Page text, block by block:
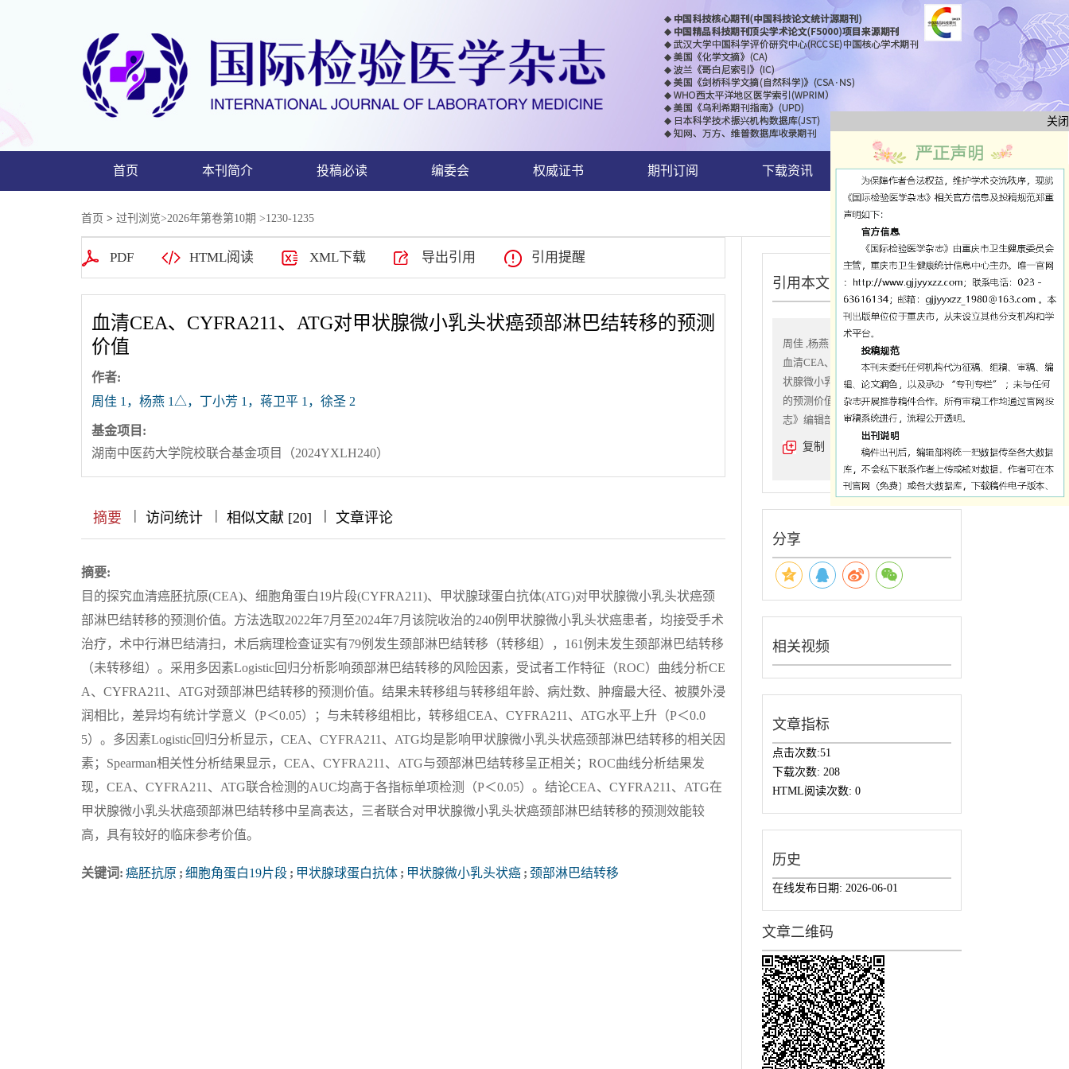
首页 本刊简介 投稿必读 编委会 权威证书 期刊订阅 下载资讯 联系我们
首页 > 过刊浏览>2026年第卷第10期 >1230-1235
PDF HTML阅读 XML下载 导出引用 引用提醒
血清CEA、CYFRA211、ATG对甲状腺微小乳头状癌颈部淋巴结转移的预测
价值
作者:
周佳 1，杨燕 1△，丁小芳 1，蒋卫平 1，徐圣 2
基金项目:
湖南中医药大学院校联合基金项目（2024YXLH240）
摘要 || 访问统计 || 相似文献 [20] ||| 文章评论
摘要:
目的探究血清癌胚抗原(CEA)、细胞角蛋白19片段(CYFRA211)、甲状腺球蛋白抗体(ATG)对甲状腺微小乳头状癌颈
部淋巴结转移的预测价值。方法选取2022年7月至2024年7月该院收治的240例甲状腺微小乳头状癌患者，均接受手术
治疗，术中行淋巴结清扫，术后病理检查证实有79例发生颈部淋巴结转移（转移组），161例未发生颈部淋巴结转移
（未转移组）。采用多因素Logistic回归分析影响颈部淋巴结转移的风险因素，受试者工作特征（ROC）曲线分析CE
A、CYFRA211、ATG对颈部淋巴结转移的预测价值。结果未转移组与转移组年龄、病灶数、肿瘤最大径、被膜外浸
润相比，差异均有统计学意义（P＜0.05）；与未转移组相比，转移组CEA、CYFRA211、ATG水平上升（P＜0.0
5）。多因素Logistic回归分析显示，CEA、CYFRA211、ATG均是影响甲状腺微小乳头状癌颈部淋巴结转移的相关因
素；Spearman相关性分析结果显示，CEA、CYFRA211、ATG与颈部淋巴结转移呈正相关；ROC曲线分析结果发
现，CEA、CYFRA211、ATG联合检测的AUC均高于各指标单项检测（P＜0.05）。结论CEA、CYFRA211、ATG在
甲状腺微小乳头状癌颈部淋巴结转移中呈高表达，三者联合对甲状腺微小乳头状癌颈部淋巴结转移的预测效能较
高，具有较好的临床参考价值。
关键词: 癌胚抗原 ; 细胞角蛋白19片段 ; 甲状腺球蛋白抗体 ; 甲状腺微小乳头状癌 ; 颈部淋巴结转移
引用本文
周佳 ,杨燕 △,丁小芳 ,蒋卫平 ,徐圣 .
血清CEA、CYFRA211、ATG对甲
状腺微小乳头状癌颈部淋巴结转移
的预测价值[J].《国际检验医学杂
志》编辑部,2026,(10):1230-1235
复制
分享
相关视频
文章指标
点击次数:51
下载次数: 208
HTML阅读次数: 0
历史
在线发布日期: 2026-06-01
文章二维码
关闭